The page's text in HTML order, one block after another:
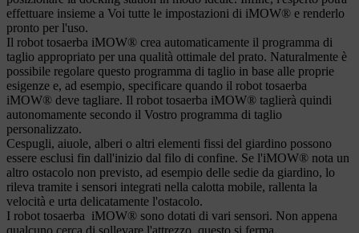
effettuare insieme a Voi tutte le impostazioni di iMOW® e renderlo
pronto per l'uso.
Il robot tosaerba iMOW® crea automaticamente il programma di
taglio appropriato per una qualità ottimale del prato. Naturalmente è
possibile regolare questo programma di taglio in base alle proprie
esigenze e, ad esempio, specificare quando il robot tosaerba
iMOW® deve tagliare. Il robot tosaerba iMOW® taglierà quindi
autonomamente secondo il Vostro programma di taglio
personalizzato.
Cespugli, aiuole, alberi o altri elementi fissi del giardino possono
essere esclusi fin dall'inizio dal filo di confine. Se l'iMOW® nota un
altro ostacolo non previsto, ad esempio delle sedie da giardino, lo
rileva tramite i sensori integrati nella calotta mobile, rallenta la
velocità e urta delicatamente l'ostacolo.
I robot tosaerba iMOW® sono dotati di vari sensori. Non appena